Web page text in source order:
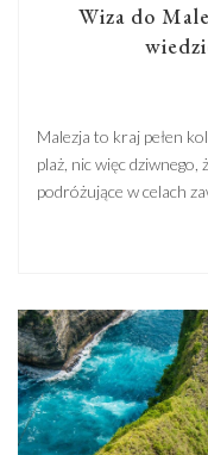
Wiza do
Malezja to kraj pełen
plaż, nic więc
podróżujące w celach